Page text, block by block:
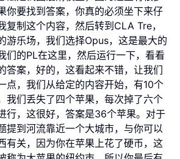
你要找到答案，你真的必须坐下来仔
复制这个内容，然后转到CLA Tre，
游乐场，我们选择Opus，这是最大的
们的PL在这里，然后运行一下，看看
答案，好的，这看起来不错，让我们
点，我们从给定的内容开始，有10个
我们丢失了四个苹果，每次掉了六个
行，这很好，答案是36个苹果。对于
提到河流靠近一个大城市，与你可以
有关，因为你在苹果上花了硬币，这